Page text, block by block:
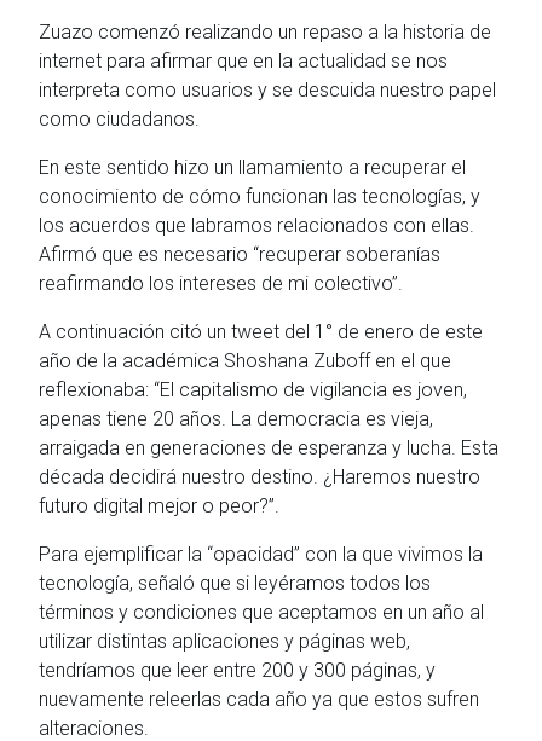
Zuazo comenzó realizando un repaso a la historia de
internet para afirmar que en la actualidad se nos
interpreta como usuarios y se descuida nuestro papel
como ciudadanos.
En este sentido hizo un llamamiento a recuperar el
conocimiento de cómo funcionan las tecnologías, y
los acuerdos que labramos relacionados con ellas.
Afirmó que es necesario “recuperar soberanías
reafirmando los intereses de mi colectivo”.
A continuación citó un tweet del 1° de enero de este
año de la académica Shoshana Zuboff en el que
reflexionaba: “El capitalismo de vigilancia es joven,
apenas tiene 20 años. La democracia es vieja,
arraigada en generaciones de esperanza y lucha. Esta
década decidirá nuestro destino. ¿Haremos nuestro
futuro digital mejor o peor?”.
Para ejemplificar la “opacidad” con la que vivimos la
tecnología, señaló que si leyéramos todos los
términos y condiciones que aceptamos en un año al
utilizar distintas aplicaciones y páginas web,
tendríamos que leer entre 200 y 300 páginas, y
nuevamente releerlas cada año ya que estos sufren
alteraciones.